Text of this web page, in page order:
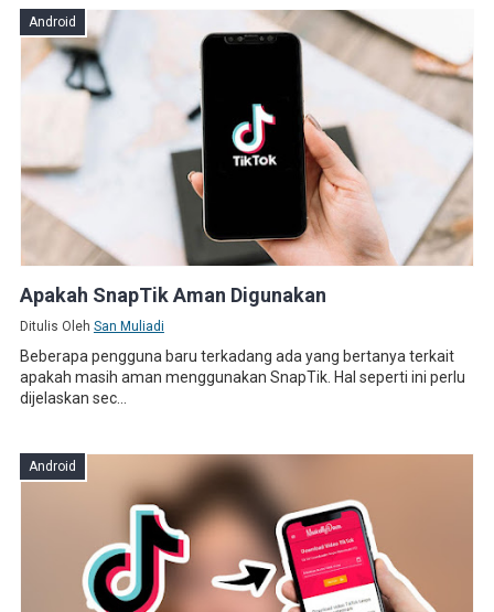
Android
Apakah SnapTik Aman Digunakan
Ditulis Oleh San Muliadi
Beberapa pengguna baru terkadang ada yang bertanya terkait
apakah masih aman menggunakan SnapTik. Hal seperti ini perlu
dijelaskan sec...
Android